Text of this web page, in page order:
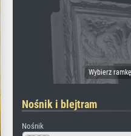
Nośnik i blejtram
Nośnik